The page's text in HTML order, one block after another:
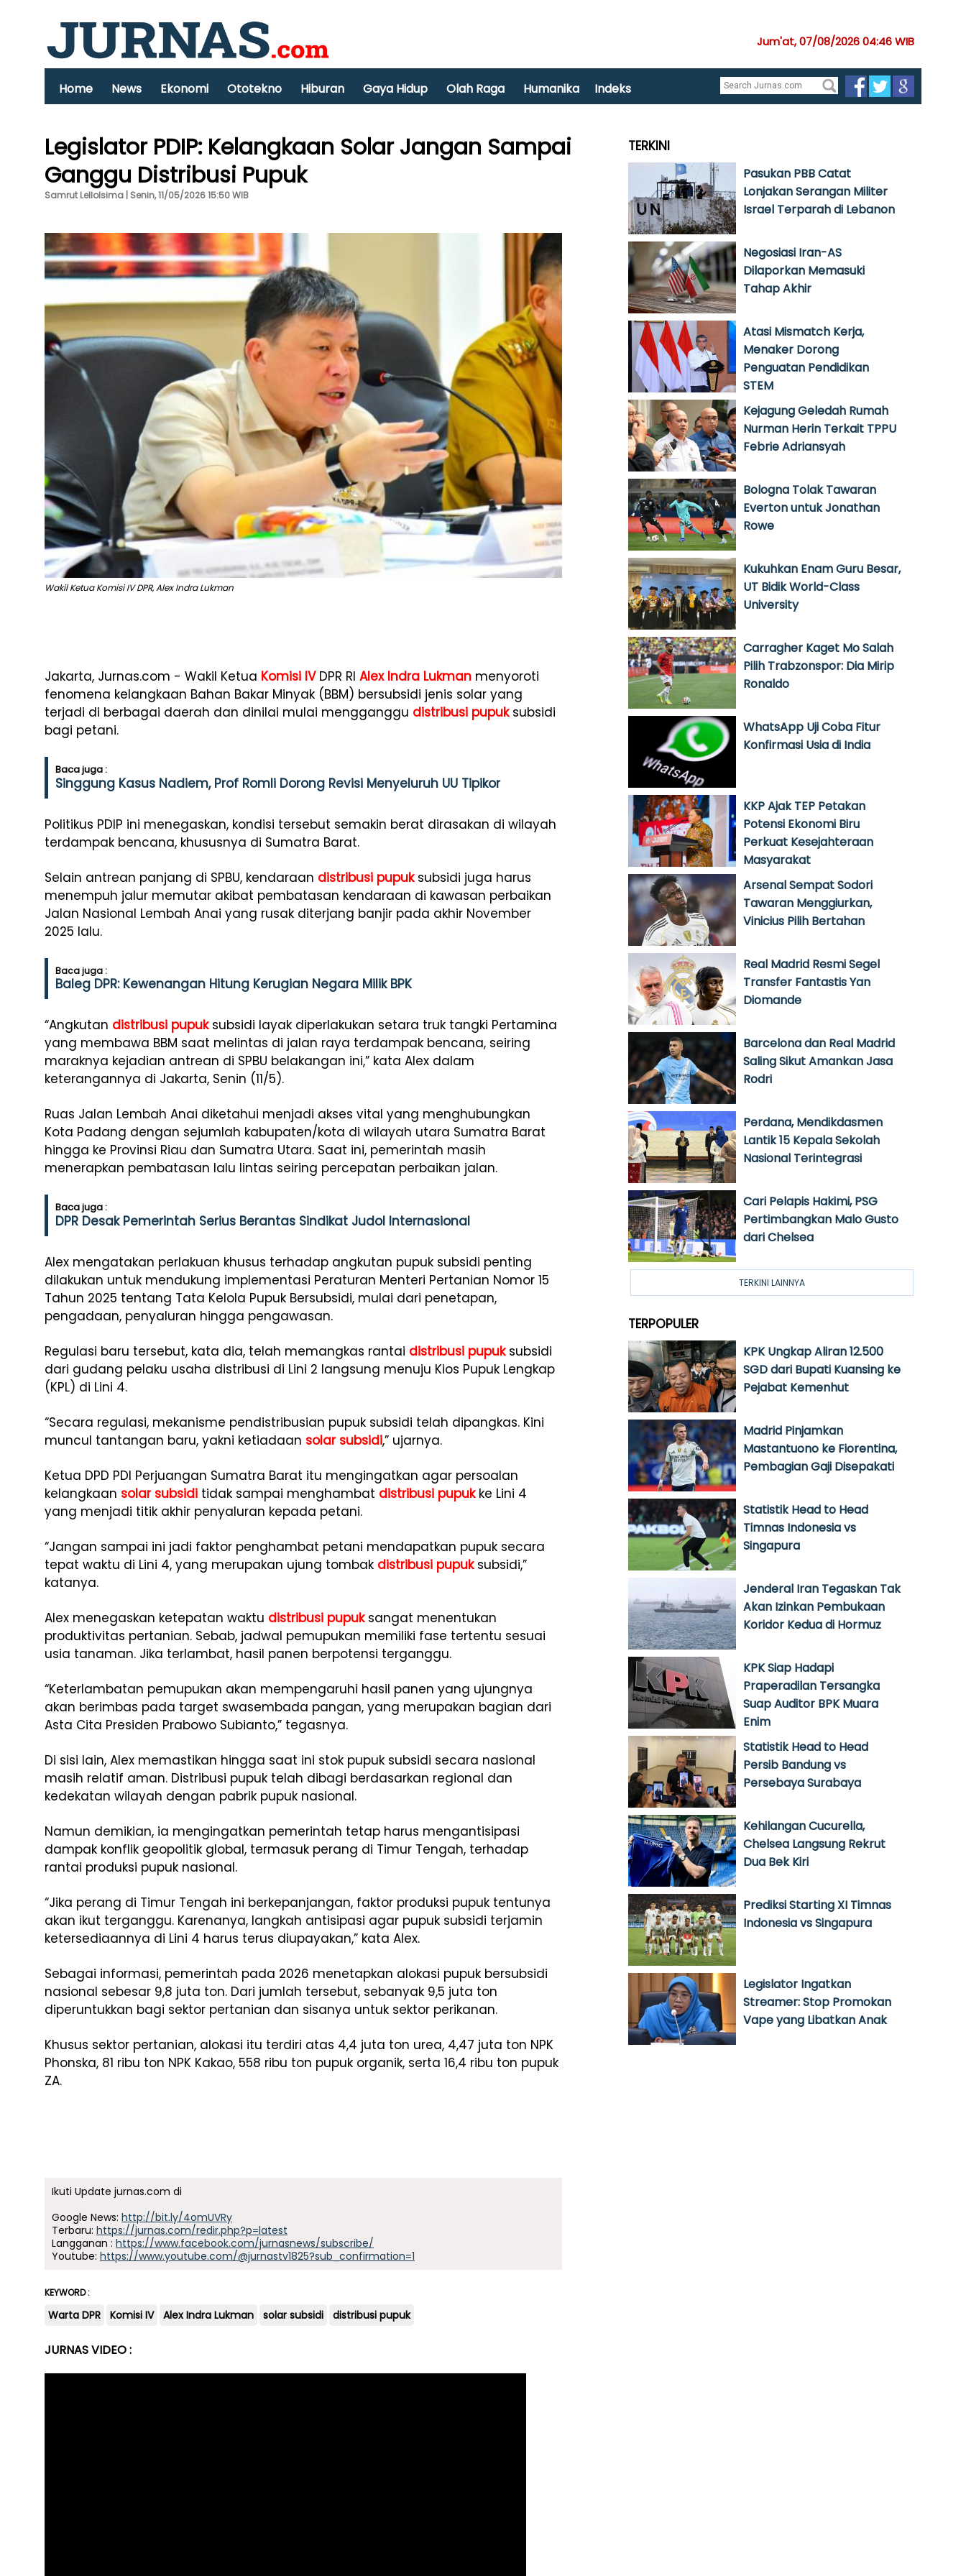
Jum'at, 07/08/2026 04:46 WIB
Home News Ekonomi Ototekno Hiburan Gaya Hidup Olah Raga Humanika Indeks
Legislator PDIP: Kelangkaan Solar Jangan Sampai
Ganggu Distribusi Pupuk
Samrut Lellolsima | Senin, 11/05/2026 15:50 WIB
Wakil Ketua Komisi IV DPR, Alex Indra Lukman
Jakarta, Jurnas.com - Wakil Ketua Komisi IVDPR RI Alex Indra Lukman menyoroti
fenomena kelangkaan Bahan Bakar Minyak (BBM) bersubsidi jenis solar yang
terjadi di berbagai daerah dan dinilai mulai mengganggu distribusi pupuksubsidi
bagi petani.
Baca juga :
Singgung Kasus Nadiem, Prof Romli Dorong Revisi Menyeluruh UU Tipikor
Politikus PDIP ini menegaskan, kondisi tersebut semakin berat dirasakan di wilayah
terdampak bencana, khususnya di Sumatra Barat.
Selain antrean panjang di SPBU, kendaraan distribusi pupuksubsidi juga harus
menempuh jalur memutar akibat pembatasan kendaraan di kawasan perbaikan
Jalan Nasional Lembah Anai yang rusak diterjang banjir pada akhir November
2025 lalu.
Baca juga :
Baleg DPR: Kewenangan Hitung Kerugian Negara Milik BPK
“Angkutan distribusi pupuksubsidi layak diperlakukan setara truk tangki Pertamina
yang membawa BBM saat melintas di jalan raya terdampak bencana, seiring
maraknya kejadian antrean di SPBU belakangan ini,” kata Alex dalam
keterangannya di Jakarta, Senin (11/5).
Ruas Jalan Lembah Anai diketahui menjadi akses vital yang menghubungkan
Kota Padang dengan sejumlah kabupaten/kota di wilayah utara Sumatra Barat
hingga ke Provinsi Riau dan Sumatra Utara. Saat ini, pemerintah masih
menerapkan pembatasan lalu lintas seiring percepatan perbaikan jalan.
Baca juga :
DPR Desak Pemerintah Serius Berantas Sindikat Judol Internasional
Alex mengatakan perlakuan khusus terhadap angkutan pupuk subsidi penting
dilakukan untuk mendukung implementasi Peraturan Menteri Pertanian Nomor 15
Tahun 2025 tentang Tata Kelola Pupuk Bersubsidi, mulai dari penetapan,
pengadaan, penyaluran hingga pengawasan.
Regulasi baru tersebut, kata dia, telah memangkas rantai distribusi pupuksubsidi
dari gudang pelaku usaha distribusi di Lini 2 langsung menuju Kios Pupuk Lengkap
(KPL) di Lini 4.
“Secara regulasi, mekanisme pendistribusian pupuk subsidi telah dipangkas. Kini
muncul tantangan baru, yakni ketiadaan solar subsidi,” ujarnya.
Ketua DPD PDI Perjuangan Sumatra Barat itu mengingatkan agar persoalan
kelangkaan solar subsidi tidak sampai menghambat distribusi pupukke Lini 4
yang menjadi titik akhir penyaluran kepada petani.
“Jangan sampai ini jadi faktor penghambat petani mendapatkan pupuk secara
tepat waktu di Lini 4, yang merupakan ujung tombak distribusi pupuksubsidi,”
katanya.
Alex menegaskan ketepatan waktu distribusi pupuksangat menentukan
produktivitas pertanian. Sebab, jadwal pemupukan memiliki fase tertentu sesuai
usia tanaman. Jika terlambat, hasil panen berpotensi terganggu.
“Keterlambatan pemupukan akan mempengaruhi hasil panen yang ujungnya
akan berimbas pada target swasembada pangan, yang merupakan bagian dari
Asta Cita Presiden Prabowo Subianto,” tegasnya.
Di sisi lain, Alex memastikan hingga saat ini stok pupuk subsidi secara nasional
masih relatif aman. Distribusi pupuk telah dibagi berdasarkan regional dan
kedekatan wilayah dengan pabrik pupuk nasional.
Namun demikian, ia mengingatkan pemerintah tetap harus mengantisipasi
dampak konflik geopolitik global, termasuk perang di Timur Tengah, terhadap
rantai produksi pupuk nasional.
“Jika perang di Timur Tengah ini berkepanjangan, faktor produksi pupuk tentunya
akan ikut terganggu. Karenanya, langkah antisipasi agar pupuk subsidi terjamin
ketersediaannya di Lini 4 harus terus diupayakan,” kata Alex.
Sebagai informasi, pemerintah pada 2026 menetapkan alokasi pupuk bersubsidi
nasional sebesar 9,8 juta ton. Dari jumlah tersebut, sebanyak 9,5 juta ton
diperuntukkan bagi sektor pertanian dan sisanya untuk sektor perikanan.
Khusus sektor pertanian, alokasi itu terdiri atas 4,4 juta ton urea, 4,47 juta ton NPK
Phonska, 81 ribu ton NPK Kakao, 558 ribu ton pupuk organik, serta 16,4 ribu ton pupuk
ZA.
Ikuti Update jurnas.com di
Google News: http://bit.ly/4omUVRy
Terbaru: https://jurnas.com/redir.php?p=latest
Langganan : https://www.facebook.com/jurnasnews/subscribe/
Youtube: https://www.youtube.com/@jurnastv1825?sub_confirmation=1
KEYWORD :
Warta DPR Komisi IV Alex Indra Lukman solar subsidi distribusi pupuk
JURNAS VIDEO :
TERKINI
Pasukan PBB Catat
Lonjakan Serangan Militer
Israel Terparah di Lebanon
Negosiasi Iran-AS
Dilaporkan Memasuki
Tahap Akhir
Atasi Mismatch Kerja,
Menaker Dorong
Penguatan Pendidikan
STEM
Kejagung Geledah Rumah
Nurman Herin Terkait TPPU
Febrie Adriansyah
Bologna Tolak Tawaran
Everton untuk Jonathan
Rowe
Kukuhkan Enam Guru Besar,
UT Bidik World-Class
University
Carragher Kaget Mo Salah
Pilih Trabzonspor: Dia Mirip
Ronaldo
WhatsApp Uji Coba Fitur
Konfirmasi Usia di India
KKP Ajak TEP Petakan
Potensi Ekonomi Biru
Perkuat Kesejahteraan
Masyarakat
Arsenal Sempat Sodori
Tawaran Menggiurkan,
Vinicius Pilih Bertahan
Real Madrid Resmi Segel
Transfer Fantastis Yan
Diomande
Barcelona dan Real Madrid
Saling Sikut Amankan Jasa
Rodri
Perdana, Mendikdasmen
Lantik 15 Kepala Sekolah
Nasional Terintegrasi
Cari Pelapis Hakimi, PSG
Pertimbangkan Malo Gusto
dari Chelsea
TERKINI LAINNYA
TERPOPULER
KPK Ungkap Aliran 12.500
SGD dari Bupati Kuansing ke
Pejabat Kemenhut
Madrid Pinjamkan
Mastantuono ke Fiorentina,
Pembagian Gaji Disepakati
Statistik Head to Head
Timnas Indonesia vs
Singapura
Jenderal Iran Tegaskan Tak
Akan Izinkan Pembukaan
Koridor Kedua di Hormuz
KPK Siap Hadapi
Praperadilan Tersangka
Suap Auditor BPK Muara
Enim
Statistik Head to Head
Persib Bandung vs
Persebaya Surabaya
Kehilangan Cucurella,
Chelsea Langsung Rekrut
Dua Bek Kiri
Prediksi Starting XI Timnas
Indonesia vs Singapura
Legislator Ingatkan
Streamer: Stop Promokan
Vape yang Libatkan Anak